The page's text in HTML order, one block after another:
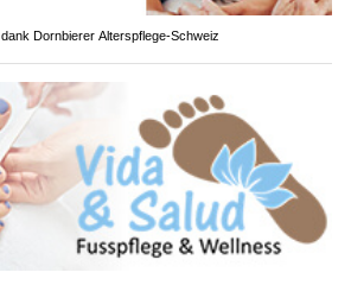
Dornbierer Alterspflege-Schweiz